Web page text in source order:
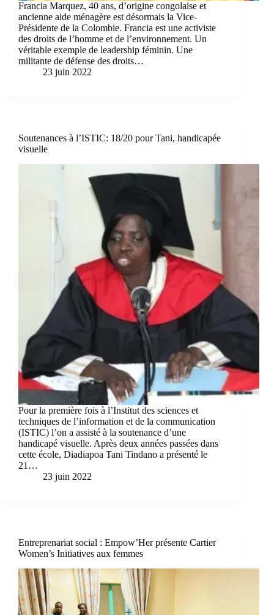
Francia Marquez, 40 ans, d’origine congolaise et
ancienne aide ménagère est désormais la Vice-
Présidente de la Colombie. Francia est une activiste
des droits de l’homme et de l’environnement. Un
véritable exemple de leadership féminin. Une
militante de défense des droits…
23 juin 2022
Soutenances à l’ISTIC: 18/20 pour Tani, handicapée
visuelle
Pour la première fois à l’Institut des sciences et
techniques de l’information et de la communication
(ISTIC) l’on a assisté à la soutenance d’une
handicapé visuelle. Après deux années passées dans
cette école, Diadiapoa Tani Tindano a présenté le
21…
23 juin 2022
Entreprenariat social : Empow’Her présente Cartier
Women’s Initiatives aux femmes